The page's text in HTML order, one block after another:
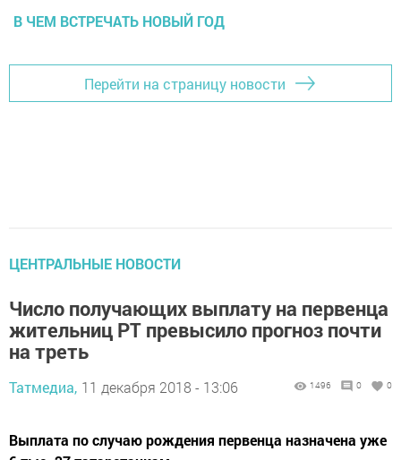
В ЧЕМ ВСТРЕЧАТЬ НОВЫЙ ГОД
Перейти на страницу новости
ЦЕНТРАЛЬНЫЕ НОВОСТИ
Число получающих выплату на первенца
жительниц РТ превысило прогноз почти
на треть
Татмедиа, 11 декабря 2018 - 13:06 1496 0 0
Выплата по случаю рождения первенца назначена уже